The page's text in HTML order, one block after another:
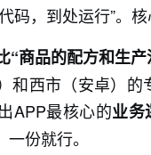
码，到处运行”。
“商品的配方和生
和西市（安卓）
APP最核心的业务
一份就行。